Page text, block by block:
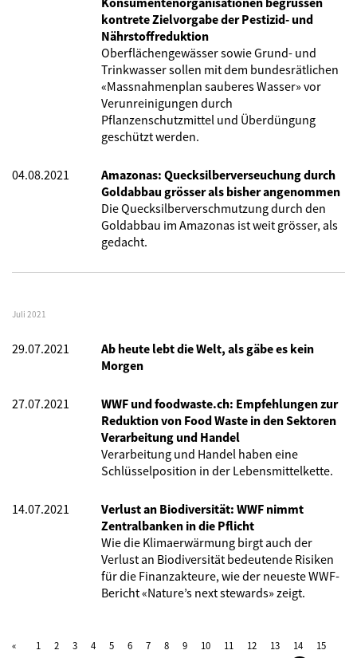
kontrete Zielvorgabe der Pestizid- und
Nährstoffreduktion
Oberflächengewässer sowie Grund- und
Trinkwasser sollen mit dem bundesrätlichen
«Massnahmenplan sauberes Wasser» vor
Verunreinigungen durch
Pflanzenschutzmittel und Überdüngung
geschützt werden.
04.08.2021
Amazonas: Quecksilberverseuchung durch
Goldabbau grösser als bisher angenommen
Die Quecksilberverschmutzung durch den
Goldabbau im Amazonas ist weit grösser, als
gedacht.
Juli 2021
29.07.2021
Ab heute lebt die Welt, als gäbe es kein
Morgen
27.07.2021
WWF und foodwaste.ch: Empfehlungen zur
Reduktion von Food Waste in den Sektoren
Verarbeitung und Handel
Verarbeitung und Handel haben eine
Schlüsselposition in der Lebensmittelkette.
14.07.2021
Verlust an Biodiversität: WWF nimmt
Zentralbanken in die Pflicht
Wie die Klimaerwärmung birgt auch der
Verlust an Biodiversität bedeutende Risiken
für die Finanzakteure, wie der neueste WWF-
Bericht «Nature’s next stewards» zeigt.
1 2 3 4 5 6 7 8 9 10 11 12 13 14
15